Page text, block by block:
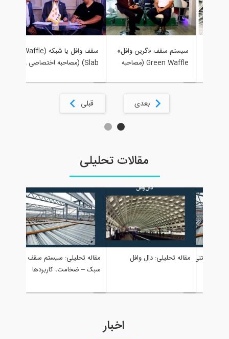
سیستم سقف «گرین وافل»
Green Waffle (مصاحبه
صنعتی AS)
سقف وافل یا شبکه (Waffle
Slab) (مصاحبه اختصاصی ۸۰۸ با
بعدی قبلی
مقالات تحلیلی
مقاله تحلیلی: دال وافل
مقاله تحلیلی: سیستم سقف بتنی
سبک – ضخامت، کاربردها
اخبار